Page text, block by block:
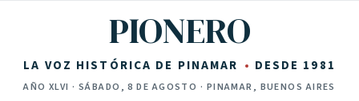
PIONERO
LA VOZ HISTÓRICA DE PINAMAR DESDE 1981
AÑO XLVI · SÁBADO, 8 DE AGOSTO · PINAMAR, BUENOS AIRES